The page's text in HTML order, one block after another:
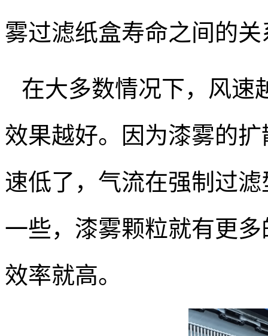
雾过滤纸盒寿命之间的关
在大多数情况下，风速
效果越好。因为漆雾的
速低了，气流在强制过
一些，漆雾颗粒就有更
效率就高。